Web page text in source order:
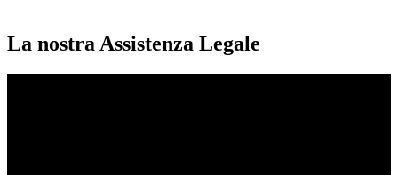
La nostra Assistenza Legale